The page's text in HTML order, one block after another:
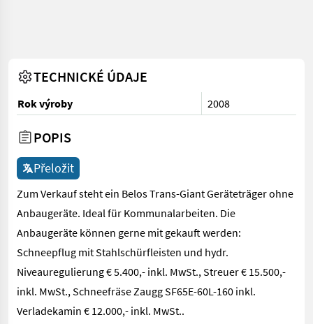
TECHNICKÉ ÚDAJE
Rok výroby 2008
POPIS
Přeložit
Zum Verkauf steht ein Belos Trans-Giant Geräteträger ohne
Anbaugeräte. Ideal für Kommunalarbeiten. Die
Anbaugeräte können gerne mit gekauft werden:
Schneepflug mit Stahlschürfleisten und hydr.
Niveauregulierung € 5.400,- inkl. MwSt., Streuer € 15.500,-
inkl. MwSt., Schneefräse Zaugg SF65E-60L-160 inkl.
Verladekamin € 12.000,- inkl. MwSt..